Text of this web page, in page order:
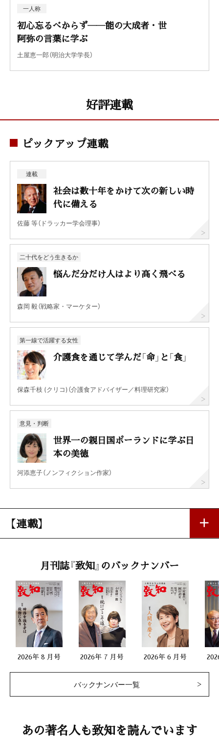
一人称
初心忘るべからず――能の大成者・世
阿弥の言葉に学ぶ
土屋恵一郎（明治大学学長）
好評連載
ピックアップ連載
連載
社会は数十年をかけて次の新しい時
代に備える
佐藤 等（ドラッカー学会理事）
二十代をどう生きるか
悩んだ分だけ人はより高く飛べる
森岡 毅（戦略家・マーケター）
第一線で活躍する女性
介護食を通じて学んだ「命」と「食」
保森千枝 (クリコ)（介護食アドバイザー／料理研究家）
意見・判断
世界一の親日国ポーランドに学ぶ日
本の美徳
河添恵子（ノンフィクション作家）
【連載】
忘れ得ぬ人 忘れ得ぬ言葉 19
「〝だからキミは駄目なんだ〟――岡本太郎」
五木寛之（作家）
私の座右銘
「公徳心」
倉田信靖（東京国際大学理事長・総長）
「悩んだ分だけ人はより高く飛べる」
森岡 毅（戦略家・マーケター）
生涯現役
月刊誌『致知』のバックナンバー
2026年 8 月号 2026年 7 月号 2026年 6 月号
バックナンバー一覧
あの著名人も致知を読んでいます